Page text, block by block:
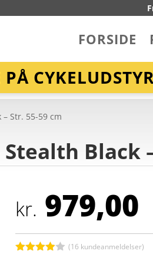
FORSIDE
– Str. 55-59 cm
Black
kr. 979,00
(16 kundeanmeldelser)